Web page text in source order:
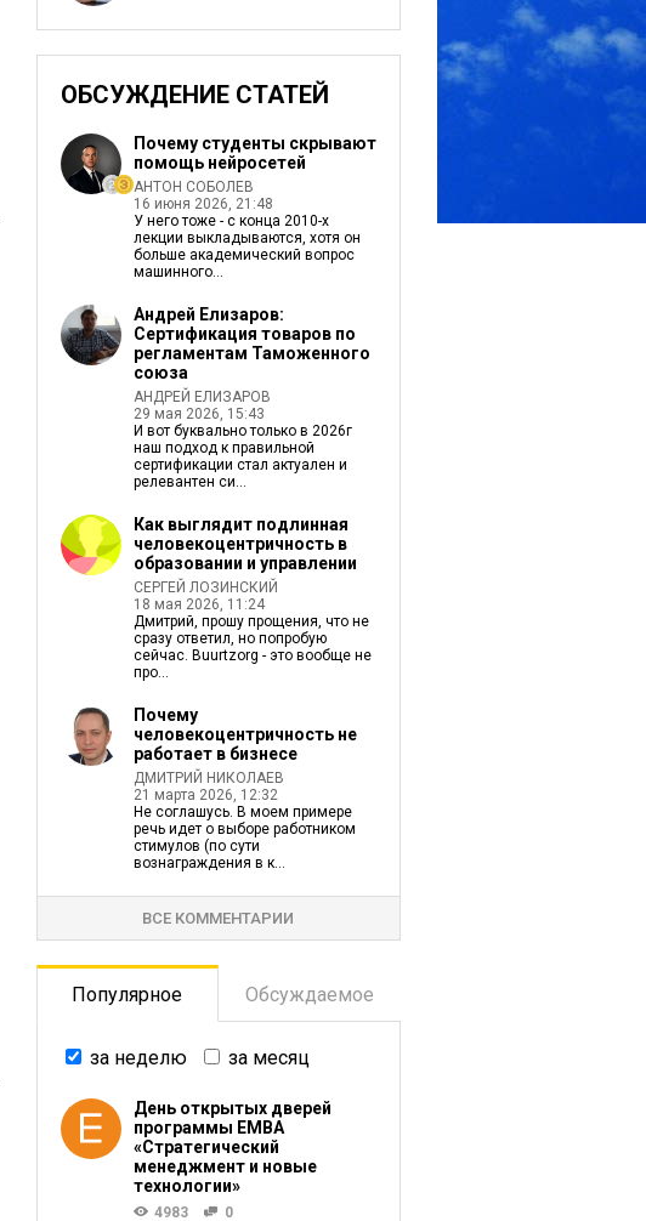
ОБСУЖДЕНИЕ СТАТЕЙ
Почему студенты скрывают
помощь нейросетей
АНТОН СОБОЛЕВ
16 июня 2026, 21:48
У него тоже - c конца 2010-х
лекции выкладываются, хотя он
больше академический вопрос
машинного...
Андрей Елизаров:
Сертификация товаров по
регламентам Таможенного
союза
АНДРЕЙ ЕЛИЗАРОВ
29 мая 2026, 15:43
И вот буквально только в 2026г
наш подход к правильной
сертификации стал актуален и
релевантен си...
Как выглядит подлинная
человекоцентричность в
образовании и управлении
СЕРГЕЙ ЛОЗИНСКИЙ
18 мая 2026, 11:24
Дмитрий, прошу прощения, что не
сразу ответил, но попробую
сейчас. Buurtzorg - это вообще не
про...
Почему
человекоцентричность не
работает в бизнесе
ДМИТРИЙ НИКОЛАЕВ
21 марта 2026, 12:32
Не соглашусь. В моем примере
речь идет о выборе работником
стимулов (по сути
вознаграждения в к...
ВСЕ КОММЕНТАРИИ
Популярное Обсуждаемое
за неделю за месяц
День открытых дверей
программы ЕМВА
«Стратегический
менеджмент и новые
технологии»
4983 0